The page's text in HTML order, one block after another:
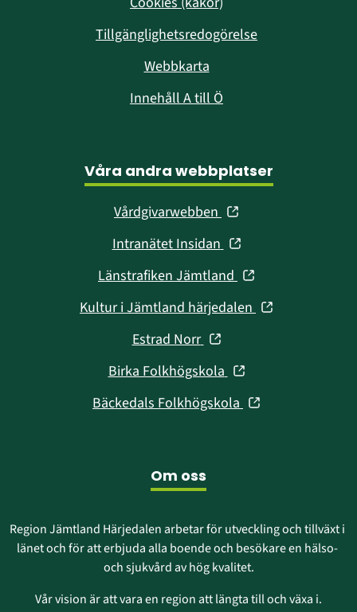
Tillgänglighetsredogörelse
Webbkarta
Innehåll A till Ö
Våra andra webbplatser
Vårdgivarwebben (öppnas
nytt
fönster)
Intranätet Insidan (öppnas
nytt
fönster)
Länstrafiken Jämtland (öppnas
nytt
Kultur i Jämtland härjedalen (öppnas
Estrad Norr (öppnas
nytt
fönster)
Birka Folkhögskola (öppnas
nytt
Bäckedals Folkhögskola (öppnas
Om oss
Region Jämtland Härjedalen arbetar för utveckling och tillväxt i
länet och för att erbjuda alla boende och besökare en hälso-
och sjukvård av hög kvalitet.
Vår vision är att vara en region att längta till och växa i.